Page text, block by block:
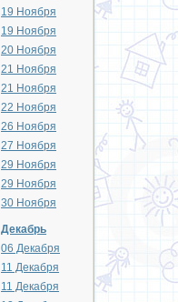
19 Ноября
19 Ноября
20 Ноября
21 Ноября
21 Ноября
22 Ноября
26 Ноября
27 Ноября
29 Ноября
29 Ноября
30 Ноября
Декабрь
06 Декабря
11 Декабря
11 Декабря